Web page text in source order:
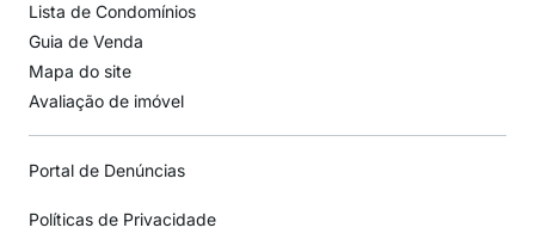
Lista de Condomínios
Guia de Venda
Mapa do site
Avaliação de imóvel
Portal de Denúncias
Políticas de Privacidade